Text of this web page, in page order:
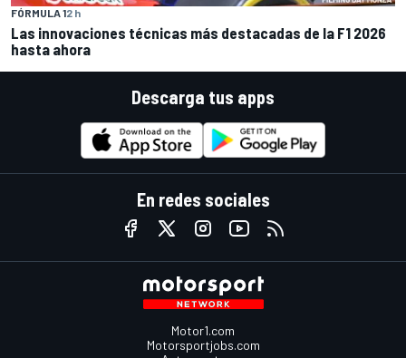
FÓRMULA 12 h
Las innovaciones técnicas más destacadas de la F1 2026
hasta ahora
Descarga tus apps
En redes sociales
Motor1.com
Motorsportjobs.com